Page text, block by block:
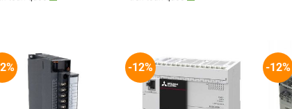
-12% -12%